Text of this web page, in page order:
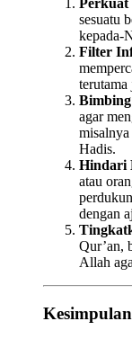
Perkuat
sesuatu
kepada-
Filter
agar
Hadis.
Hindari
atau
dengan
Qur’an,
Allah
Kesimpulan